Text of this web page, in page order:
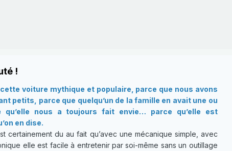
!
voiture mythique et populaire, parce que nous avons
petits, parce que quelqu’un de la famille en avait une ou
qu’elle nous a toujours fait envie… parce qu’elle est
en dise.
certainement du au fait qu’avec une mécanique simple, avec
elle est facile à entretenir par soi-même sans un outillage